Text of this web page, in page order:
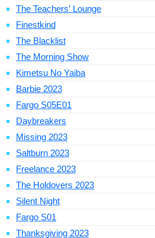
The Teachers’ Lounge
Finestkind
The Blacklist
The Morning Show
Kimetsu No Yaiba
Barbie 2023
Fargo S05E01
Daybreakers
Missing 2023
Saltburn 2023
Freelance 2023
The Holdovers 2023
Silent Night
Fargo S01
Thanksgiving 2023